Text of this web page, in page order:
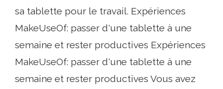
sa tablette pour le travail. Expériences
MakeUseOf: passer d'une tablette à une
semaine et rester productives Expériences
MakeUseOf: passer d'une tablette à une
semaine et rester productives Vous avez